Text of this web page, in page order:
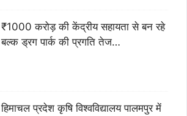
₹1000 करोड़ की केंद्रीय सहायता से बन रहे
बल्क ड्रग पार्क की प्रगति तेज…
हिमाचल प्रदेश कृषि विश्वविद्यालय पालमपुर में